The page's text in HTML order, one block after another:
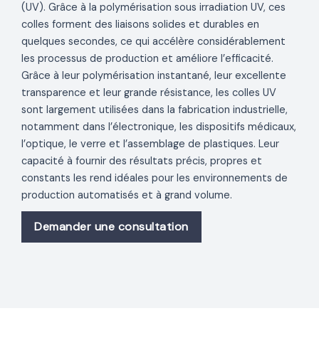
(UV). Grâce à la polymérisation sous irradiation UV, ces
colles forment des liaisons solides et durables en
quelques secondes, ce qui accélère considérablement
les processus de production et améliore l’efficacité.
Grâce à leur polymérisation instantané, leur excellente
transparence et leur grande résistance, les colles UV
sont largement utilisées dans la fabrication industrielle,
notamment dans l’électronique, les dispositifs médicaux,
l’optique, le verre et l’assemblage de plastiques. Leur
capacité à fournir des résultats précis, propres et
constants les rend idéales pour les environnements de
production automatisés et à grand volume.
Demander une consultation